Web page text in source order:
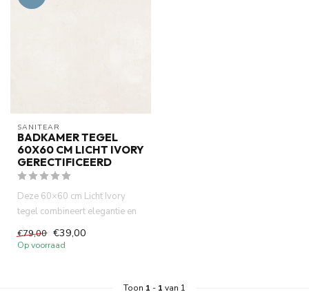
SANITEAR
BADKAMER TEGEL
60X60 CM LICHT IVORY
GERECTIFICEERD
Deze 60×60 cm Licht Ivory
tegel combineert elegantie en
functionaliteit. Dankzij...
€79,00 €39,00
Op voorraad
Toon 1 - 1 van 1